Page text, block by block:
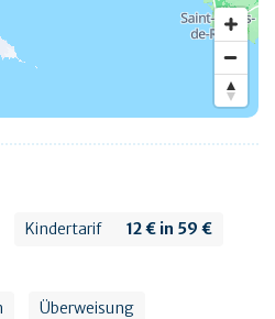
Kindertarif 12 € in 59 €
Überweisung